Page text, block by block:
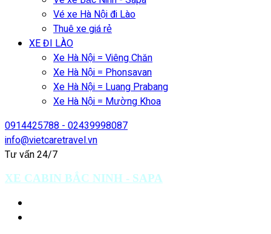
Vé xe Hà Nội đi Lào
Thuê xe giá rẻ
XE ĐI LÀO
Xe Hà Nội = Viêng Chăn
Xe Hà Nội = Phonsavan
Xe Hà Nội = Luang Prabang
Xe Hà Nội = Mường Khoa
0914425788 - 02439998087
info@vietcaretravel.vn
Tư vấn 24/7
XE CABIN BẮC NINH - SAPA